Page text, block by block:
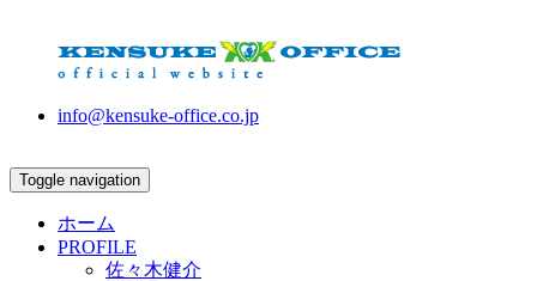
info@kensuke-office.co.jp
Toggle navigation
ホーム
PROFILE
佐々木健介